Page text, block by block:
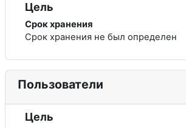
Цель
Срок хранения
Срок хранения не был определен
Пользователи
Цель